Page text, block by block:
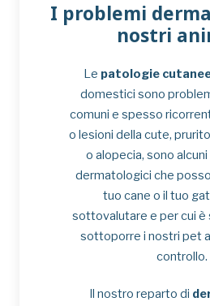
I problemi
nostri
Le patologie
domestici sono
comuni e spesso
o lesioni della cute,
o alopecia, sono
dermatologici che
tuo cane o il tuo
sottovalutare e per cui è
sottoporre i nostri pet
controllo.
Il nostro reparto di